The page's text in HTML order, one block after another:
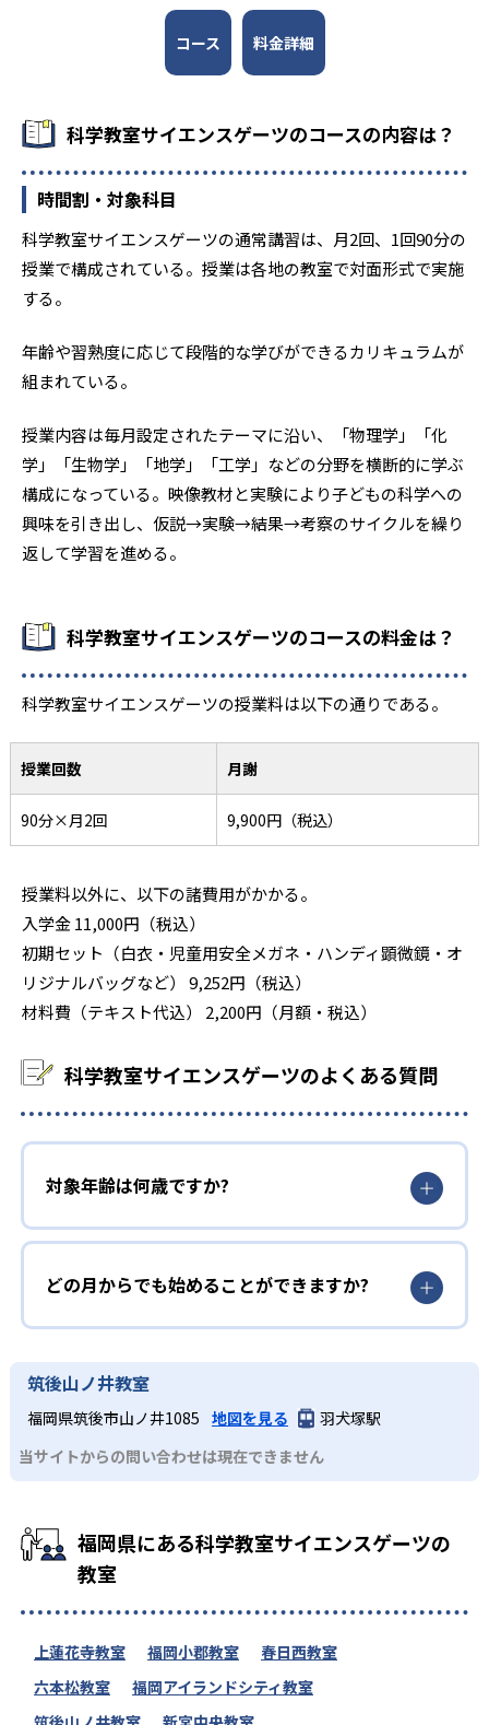
コース 料金詳細
科学教室サイエンスゲーツのコースの内容は？
時間割・対象科目
科学教室サイエンスゲーツの通常講習は、月2回、1回90分の
授業で構成されている。授業は各地の教室で対面形式で実施
する。
年齢や習熟度に応じて段階的な学びができるカリキュラムが
組まれている。
授業内容は毎月設定されたテーマに沿い、「物理学」「化
学」「生物学」「地学」「工学」などの分野を横断的に学ぶ
構成になっている。映像教材と実験により子どもの科学への
興味を引き出し、仮説→実験→結果→考察のサイクルを繰り
返して学習を進める。
科学教室サイエンスゲーツのコースの料金は？
科学教室サイエンスゲーツの授業料は以下の通りである。
授業回数 月謝
90分×月2回 9,900円（税込）
授業料以外に、以下の諸費用がかかる。
入学金 11,000円（税込）
初期セット（白衣・児童用安全メガネ・ハンディ顕微鏡・オ
リジナルバッグなど） 9,252円（税込）
材料費（テキスト代込） 2,200円（月額・税込）
科学教室サイエンスゲーツのよくある質問
対象年齢は何歳ですか?
どの月からでも始めることができますか?
筑後山ノ井教室
福岡県筑後市山ノ井1085 地図を見る
羽犬塚駅
当サイトからの問い合わせは現在できません
福岡県にある科学教室サイエンスゲーツの
教室
上蓮花寺教室 福岡小郡教室
春日西教室
六本松教室
福岡アイランドシティ教室